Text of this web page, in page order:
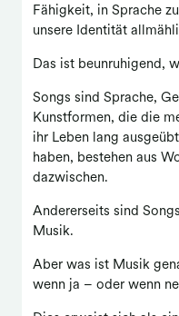
Fähigkeit, in Sprache
unsere Identität
Das ist beunruhigend,
Songs sind Sprache,
Kunstformen, die die
ihr Leben lang
haben, bestehen aus
dazwischen.
Andererseits sind
Musik.
Aber was ist Musik
wenn ja – oder wenn